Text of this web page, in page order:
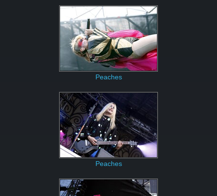
Peaches
Peaches